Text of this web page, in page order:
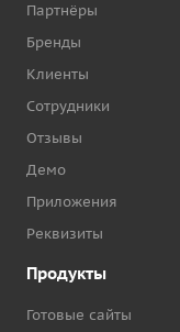
Партнёры
Бренды
Клиенты
Сотрудники
Отзывы
Демо
Приложения
Реквизиты
Продукты
Готовые сайты